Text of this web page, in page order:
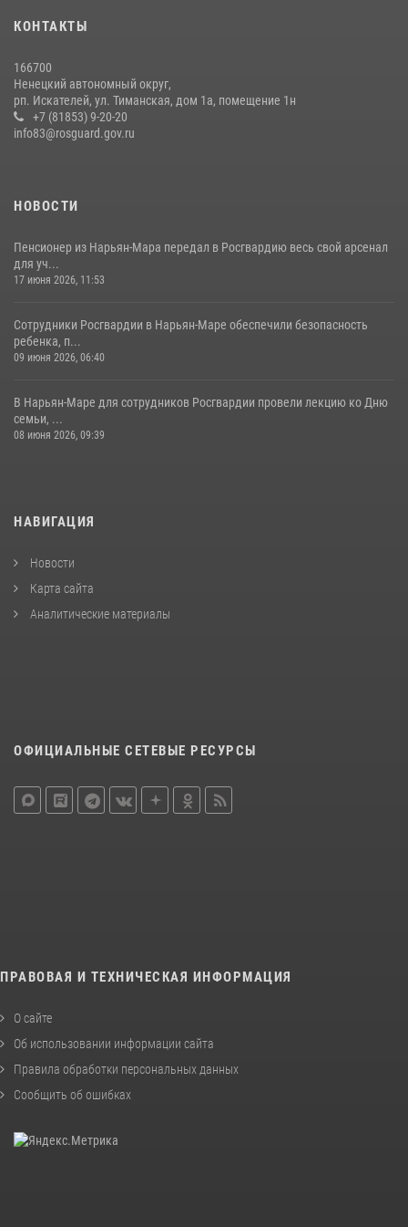
КОНТАКТЫ
166700
Ненецкий автономный округ,
рп. Искателей, ул. Тиманская, дом 1а, помещение 1н
+7 (81853) 9-20-20
info83@rosguard.gov.ru
НОВОСТИ
Пенсионер из Нарьян-Мара передал в Росгвардию весь свой арсенал
для уч...
17 июня 2026, 11:53
Сотрудники Росгвардии в Нарьян-Маре обеспечили безопасность
ребенка, п...
09 июня 2026, 06:40
В Нарьян-Маре для сотрудников Росгвардии провели лекцию ко Дню
семьи, ...
08 июня 2026, 09:39
НАВИГАЦИЯ
Новости
Карта сайта
Аналитические материалы
ОФИЦИАЛЬНЫЕ СЕТЕВЫЕ РЕСУРСЫ
ПРАВОВАЯ И ТЕХНИЧЕСКАЯ ИНФОРМАЦИЯ
О сайте
Об использовании информации сайта
Правила обработки персональных данных
Сообщить об ошибках